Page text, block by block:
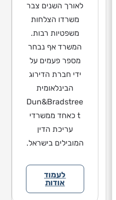
לאורך השנים צבר
משרדו הצלחות
משפטיות רבות.
המשרד אף נבחר
מספר פעמים על
ידי חברת הדירוג
הבינלאומית
Dun&Bradstree
t כאחד ממשרדי
עריכת הדין
המובילים בישראל.
לעמוד
אודות